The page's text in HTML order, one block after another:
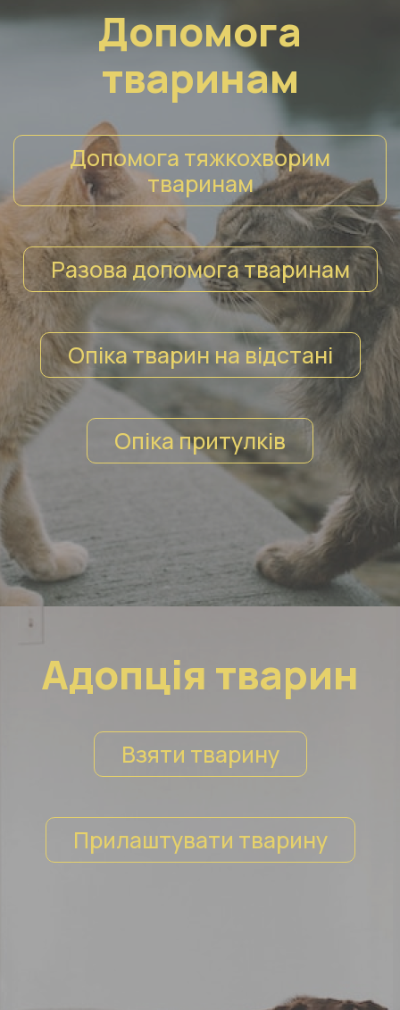
Допомога
тваринам
Допомога тяжкохворим
тваринам
Разова допомога тваринам
Опіка тварин на відстані
Опіка притулків
Адопція тварин
Взяти тварину
Прилаштувати тварину